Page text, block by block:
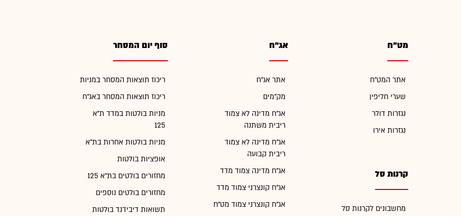
מט"ח
אתר המט"ח
שערי חליפין
נגזרות דולר
נגזרות אירו
קרנות סל
מחשבונים לקרנות סל
אג"ח
אתר אג"ח
מק"מים
אג"ח מדינה לא צמוד
ריבית משתנה
אג"ח מדינה לא צמוד
ריבית קבועה
אג"ח מדינה צמוד מדד
אג"ח קונצרני צמוד מדד
אג"ח קונצרני צמוד מט"ח
סוף יום המסחר
ריכוז תוצאות המסחר במניות
ריכוז תוצאות המסחר באג"ח
מניות בולטות במדד ת"א
125
מניות בולטות אחרות בת"א
אופציות בולטות
מחזורים בולטים בת"א 125
מחזורים בולטים נוספים
תשואות דיבידנד בולטות